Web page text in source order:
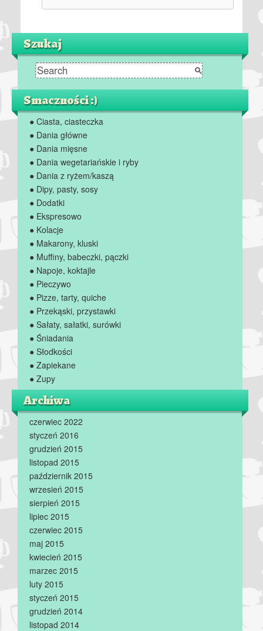
Szukaj
Smaczności :)
● Ciasta, ciasteczka
● Dania główne
● Dania mięsne
● Dania wegetariańskie i ryby
● Dania z ryżem/kaszą
● Dipy, pasty, sosy
● Dodatki
● Ekspresowo
● Kolacje
● Makarony, kluski
● Muffiny, babeczki, pączki
● Napoje, koktajle
● Pieczywo
● Pizze, tarty, quiche
● Przekąski, przystawki
● Sałaty, sałatki, surówki
● Śniadania
● Słodkości
● Zapiekane
● Zupy
Archiwa
czerwiec 2022
styczeń 2016
grudzień 2015
listopad 2015
październik 2015
wrzesień 2015
sierpień 2015
lipiec 2015
czerwiec 2015
maj 2015
kwiecień 2015
marzec 2015
luty 2015
styczeń 2015
grudzień 2014
listopad 2014